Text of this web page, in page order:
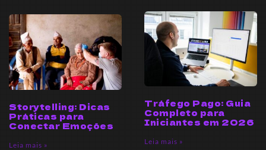
Storytelling: Dicas
Práticas para
Conectar Emoções
Leia mais »
Tráfego Pago: Guia
Completo para
Iniciantes em 2026
Leia mais »